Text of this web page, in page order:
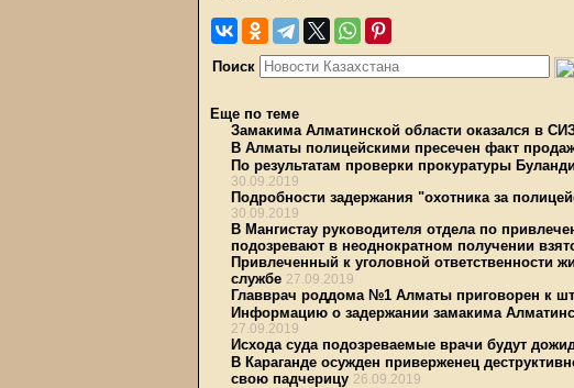
Поиск
Еще по теме
Замакима Алматинской области оказался в
В Алматы полицейскими пресечен факт
По результатам проверки прокуратуры
30.09.2019
Подробности задержания "охотника за
30.09.2019
В Мангистау руководителя отдела по
подозревают в неоднократном получении
Привлеченный к уголовной ответственности
службе 27.09.2019
Главврач роддома №1 Алматы приговорен к
Информацию о задержании замакима
27.09.2019
Исхода суда подозреваемые врачи будут
В Караганде осужден приверженец
свою падчерицу 26.09.2019